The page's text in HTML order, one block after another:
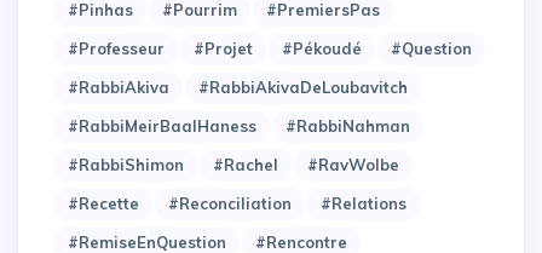
#Pinhas
#Pourrim
#PremiersPas
#Professeur
#Projet #Pékoudé
#Question
#RabbiAkiva
#RabbiAkivaDeLoubavitch
#RabbiMeirBaalHaness
#RabbiNahman
#RabbiShimon
#Rachel
#RavWolbe
#Recette
#Reconciliation
#Relations
#RemiseEnQuestion
#Rencontre